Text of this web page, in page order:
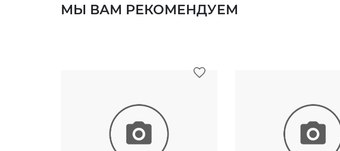
МЫ ВАМ РЕКОМЕНДУЕМ